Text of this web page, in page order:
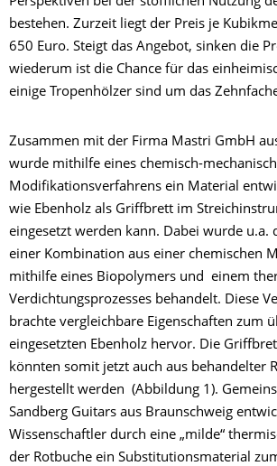
bestehen. Zurzeit liegt der Preis je
650 Euro. Steigt das Angebot, sinken die
wiederum ist die Chance für das
einige Tropenhölzer sind um das
Zusammen mit der Firma Mastri GmbH
wurde mithilfe eines chemisch-
Modifikationsverfahrens ein Material
wie Ebenholz als Griffbrett im
eingesetzt werden kann. Dabei wurde u.a.
einer Kombination aus einer chemischen
mithilfe eines Biopolymers und einem
Verdichtungsprozesses behandelt. Diese
brachte vergleichbare Eigenschaften zum
eingesetzten Ebenholz hervor. Die
könnten somit jetzt auch aus behandelter
hergestellt werden (Abbildung 1).
Sandberg Guitars aus Braunschweig
Wissenschaftler durch eine „milde“
der Rotbuche ein Substitutionsmaterial